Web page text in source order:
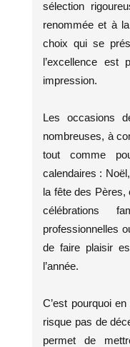
sélection
renommée et à
choix qui se
l’excellence est
impression.
Les occasions
nombreuses, à
tout comme
calendaires :
la fête des Pères,
célébrations
professionnelles
de faire plaisir
l’année.
C’est pourquoi
risque pas de
permet de